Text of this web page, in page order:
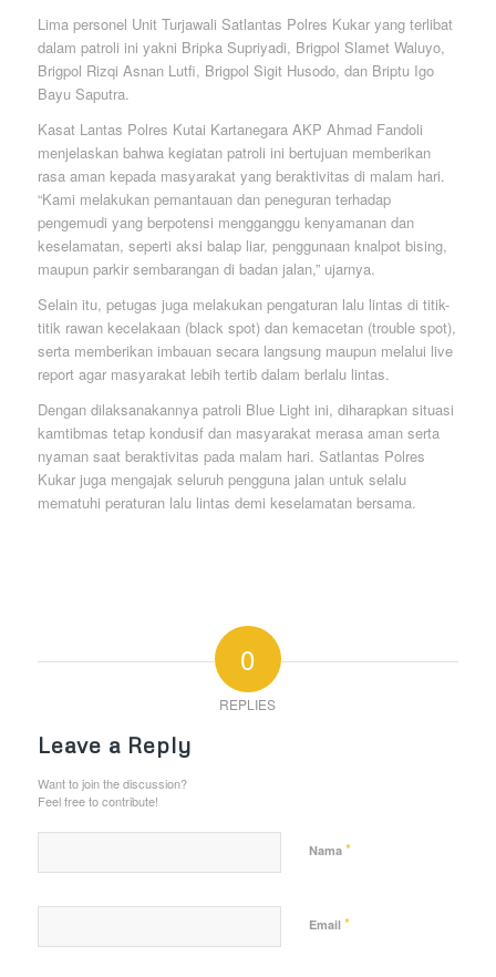
Lima personel Unit Turjawali Satlantas Polres Kukar yang terlibat
dalam patroli ini yakni Bripka Supriyadi, Brigpol Slamet Waluyo,
Brigpol Rizqi Asnan Lutfi, Brigpol Sigit Husodo, dan Briptu Igo
Bayu Saputra.
Kasat Lantas Polres Kutai Kartanegara AKP Ahmad Fandoli
menjelaskan bahwa kegiatan patroli ini bertujuan memberikan
rasa aman kepada masyarakat yang beraktivitas di malam hari.
“Kami melakukan pemantauan dan peneguran terhadap
pengemudi yang berpotensi mengganggu kenyamanan dan
keselamatan, seperti aksi balap liar, penggunaan knalpot bising,
maupun parkir sembarangan di badan jalan,” ujarnya.
Selain itu, petugas juga melakukan pengaturan lalu lintas di titik-
titik rawan kecelakaan (black spot) dan kemacetan (trouble spot),
serta memberikan imbauan secara langsung maupun melalui live
report agar masyarakat lebih tertib dalam berlalu lintas.
Dengan dilaksanakannya patroli Blue Light ini, diharapkan situasi
kamtibmas tetap kondusif dan masyarakat merasa aman serta
nyaman saat beraktivitas pada malam hari. Satlantas Polres
Kukar juga mengajak seluruh pengguna jalan untuk selalu
mematuhi peraturan lalu lintas demi keselamatan bersama.
0
REPLIES
Leave a Reply
Want to join the discussion?
Feel free to contribute!
Nama *
Email *